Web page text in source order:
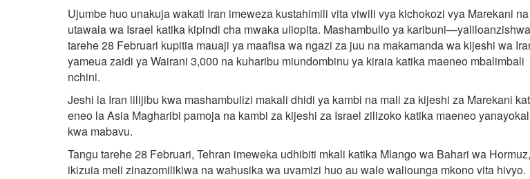
Ujumbe huo unakuja wakati Iran imeweza kustahimili vita viwili vya kichokozi vya Marekani na
utawala wa Israel katika kipindi cha mwaka uliopita. Mashambulio ya karibuni—yaliloanzishwa
tarehe 28 Februari kupitia mauaji ya maafisa wa ngazi za juu na makamanda wa kijeshi wa
yameua zaidi ya Wairani 3,000 na kuharibu miundombinu ya kiraia katika maeneo mbalimbali
nchini.
Jeshi la Iran lilijibu kwa mashambulizi makali dhidi ya kambi na mali za kijeshi za Marekani
eneo la Asia Magharibi pamoja na kambi za kijeshi za Israel zilizoko katika maeneo
kwa mabavu.
Tangu tarehe 28 Februari, Tehran imeweka udhibiti mkali katika Mlango wa Bahari wa Hormuz,
ikizuia meli zinazomilikiwa na wahusika wa uvamizi huo au wale waliounga mkono vita hivyo.